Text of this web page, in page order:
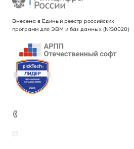
Внесена в Единый реестр российских
программ для ЭВМ и баз данных (№30020)